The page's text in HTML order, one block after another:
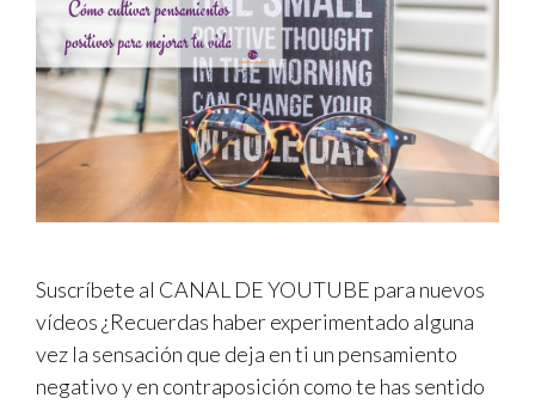
Suscríbete al CANAL DE YOUTUBE para nuevos
vídeos ¿Recuerdas haber experimentado alguna
vez la sensación que deja en ti un pensamiento
negativo y en contraposición como te has sentido